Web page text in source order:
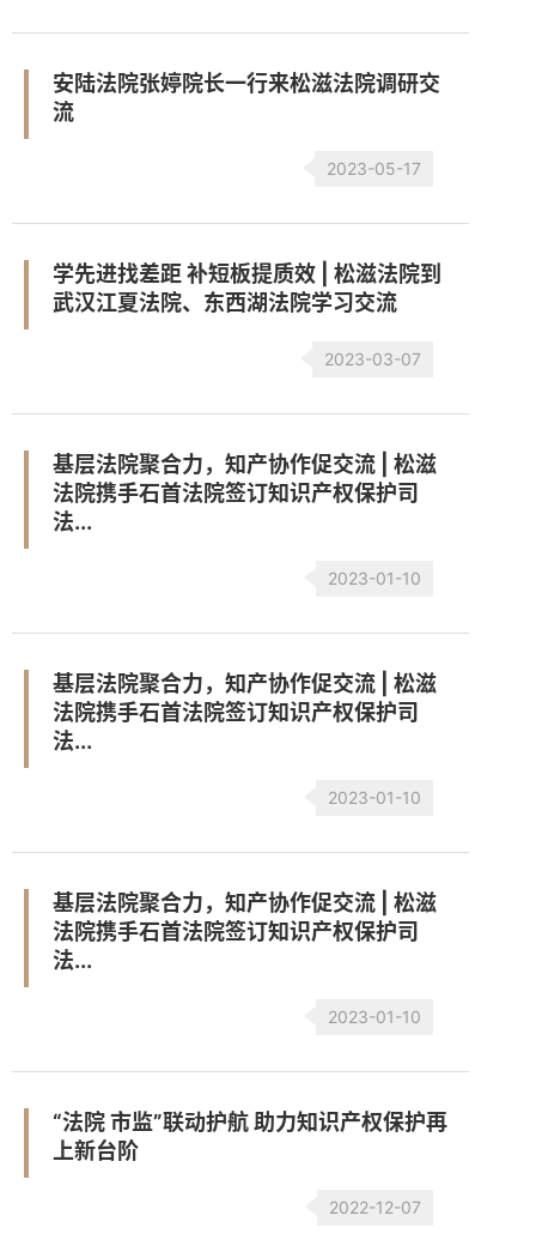
安陆法院张婷院长一行来松滋法院调研交
流
2023-05-17
学先进找差距 补短板提质效 | 松滋法院到
武汉江夏法院、东西湖法院学习交流
2023-03-07
基层法院聚合力，知产协作促交流 | 松滋
法院携手石首法院签订知识产权保护司
法...
2023-01-10
基层法院聚合力，知产协作促交流 | 松滋
法院携手石首法院签订知识产权保护司
法...
2023-01-10
基层法院聚合力，知产协作促交流 | 松滋
法院携手石首法院签订知识产权保护司
法...
2023-01-10
“法院 市监”联动护航 助力知识产权保护再
上新台阶
2022-12-07